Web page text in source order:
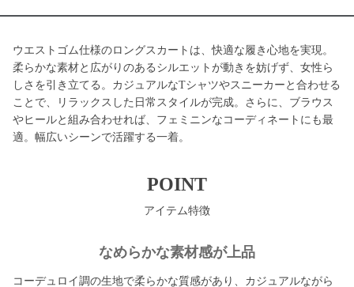
ウエストゴム仕様のロングスカートは、快適な履き心地を実現。
柔らかな素材と広がりのあるシルエットが動きを妨げず、女性ら
しさを引き立てる。カジュアルなTシャツやスニーカーと合わせる
ことで、リラックスした日常スタイルが完成。さらに、ブラウス
やヒールと組み合わせれば、フェミニンなコーディネートにも最
適。幅広いシーンで活躍する一着。
POINT
アイテム特徴
なめらかな素材感が上品
コーデュロイ調の生地で柔らかな質感があり、カジュアルながら